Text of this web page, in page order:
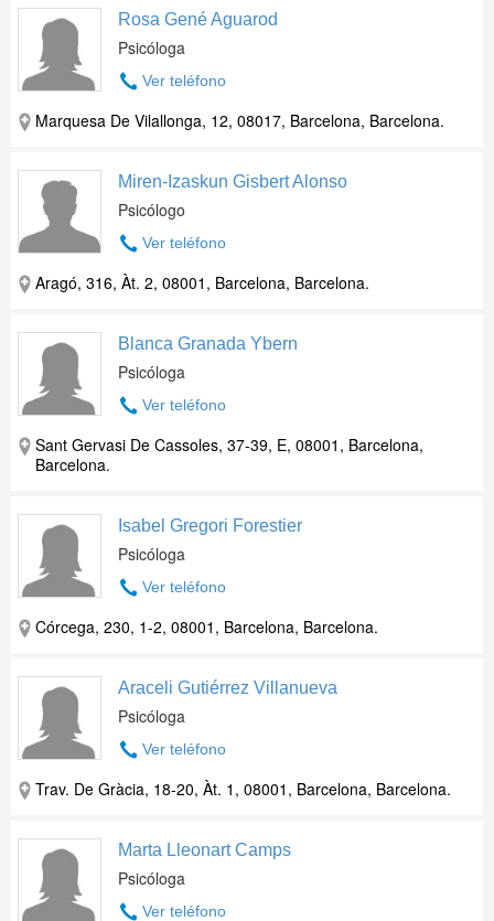
Rosa Gené Aguarod
Psicóloga
Ver teléfono
Marquesa De Vilallonga, 12, 08017, Barcelona, Barcelona.
Miren-Izaskun Gisbert Alonso
Psicólogo
Ver teléfono
Aragó, 316, Àt. 2, 08001, Barcelona, Barcelona.
Blanca Granada Ybern
Psicóloga
Ver teléfono
Sant Gervasi De Cassoles, 37-39, E, 08001, Barcelona,
Barcelona.
Isabel Gregori Forestier
Psicóloga
Ver teléfono
Córcega, 230, 1-2, 08001, Barcelona, Barcelona.
Araceli Gutiérrez Villanueva
Psicóloga
Ver teléfono
Trav. De Gràcia, 18-20, Àt. 1, 08001, Barcelona, Barcelona.
Marta Lleonart Camps
Psicóloga
Ver teléfono